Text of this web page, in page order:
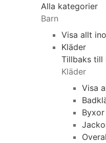
Alla kategorier
Barn
Visa allt
Kläder
Tillbaks till
Kläder
Visa
Byxor